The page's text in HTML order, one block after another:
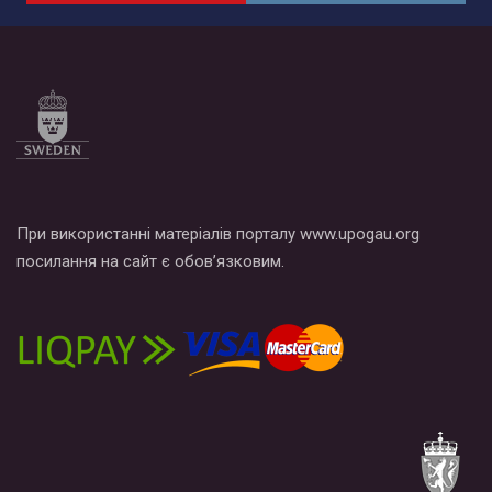
При використанні матеріалів порталу www.upogau.org
посилання на сайт є обов’язковим.